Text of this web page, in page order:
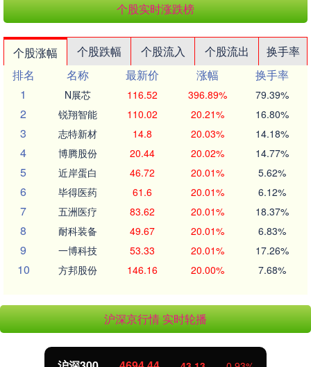
个股实时涨跌榜
个股涨幅 个股跌幅 个股流入 个股流出
换手率
排名
名称 最新价 涨幅
换手率
1
N展芯 116.52 396.89% 79.39%
2 锐翔智能 110.02 20.21% 16.80%
3 志特新材 14.8 20.03% 14.18%
4 博腾股份 20.44 20.02% 14.77%
5 近岸蛋白 46.72 20.01% 5.62%
6 毕得医药 61.6 20.01% 6.12%
7 五洲医疗 83.62 20.01% 18.37%
8 耐科装备 49.67 20.01% 6.83%
9 一博科技 53.33 20.01% 17.26%
10 方邦股份 146.16 20.00% 7.68%
沪深京行情 实时轮播